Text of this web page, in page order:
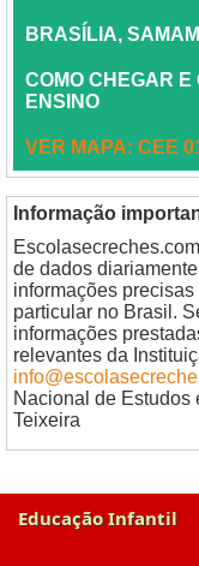
BRASÍLIA,
COMO CHEGAR E
ENSINO
VER MAPA: CEE
Informação
de dados
informações
particular no Brasil.
informações
relevantes da
Nacional de
Teixeira
Educação Infantil